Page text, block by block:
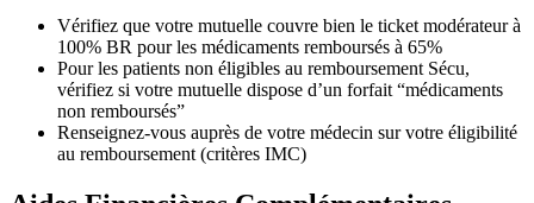
Vérifiez que votre mutuelle couvre bien le ticket modérateur à
100% BR pour les médicaments remboursés à 65%
Pour les patients non éligibles au remboursement Sécu,
vérifiez si votre mutuelle dispose d’un forfait “médicaments
non remboursés”
Renseignez-vous auprès de votre médecin sur votre éligibilité
au remboursement (critères IMC)